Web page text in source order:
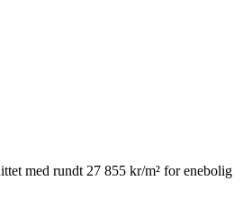
med rundt 27 855 kr/m² for enebolig